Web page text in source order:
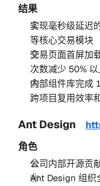
结果
实现毫秒级延迟
等核心交易模块
交易页面首屏加
次数减少 50% 以
内部组件库完成
跨项目复用效率
Ant Design
角色
公司内部开源贡
Ant Design 组织